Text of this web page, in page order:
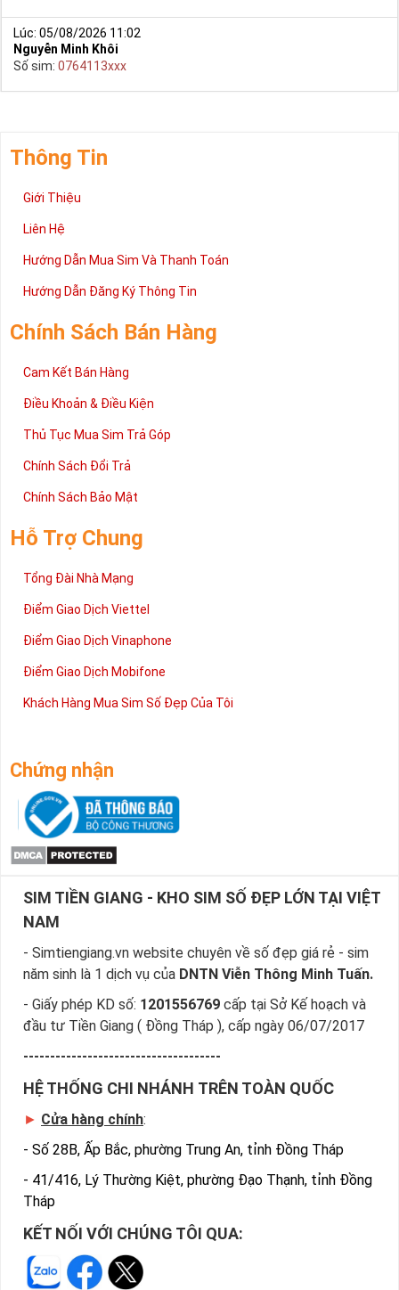
Lúc: 05/08/2026 11:02
Nguyễn Minh Khôi
Số sim: 0764113xxx
Thông Tin
Giới Thiệu
Liên Hệ
Hướng Dẫn Mua Sim Và Thanh Toán
Hướng Dẫn Đăng Ký Thông Tin
Chính Sách Bán Hàng
Cam Kết Bán Hàng
Điều Khoản & Điều Kiện
Thủ Tục Mua Sim Trả Góp
Chính Sách Đổi Trả
Chính Sách Bảo Mật
Hỗ Trợ Chung
Tổng Đài Nhà Mạng
Điểm Giao Dịch Viettel
Điểm Giao Dịch Vinaphone
Điểm Giao Dịch Mobifone
Khách Hàng Mua Sim Số Đẹp Của Tôi
Chứng nhận
SIM TIỀN GIANG - KHO SIM SỐ ĐẸP LỚN TẠI VIỆT
NAM
- Simtiengiang.vn website chuyên về số đẹp giá rẻ - sim
năm sinh là 1 dịch vụ của DNTN Viễn Thông Minh Tuấn.
- Giấy phép KD số: 1201556769 cấp tại Sở Kế hoạch và
đầu tư Tiền Giang ( Đồng Tháp ), cấp ngày 06/07/2017
-------------------------------------
HỆ THỐNG CHI NHÁNH TRÊN TOÀN QUỐC
► Cửa hàng chính:
- Số 28B, Ấp Bắc, phường Trung An, tỉnh Đồng Tháp
- 41/416, Lý Thường Kiệt, phường Đạo Thạnh, tỉnh Đồng
Tháp
KẾT NỐI VỚI CHÚNG TÔI QUA: